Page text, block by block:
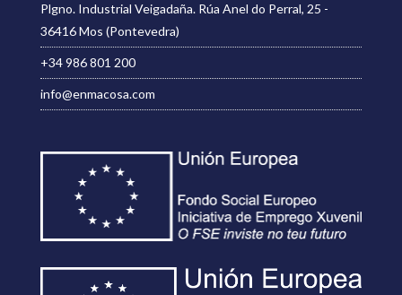
Plgno. Industrial Veigadaña. Rúa Anel do Perral, 25 -
36416 Mos (Pontevedra)
+34 986 801 200
info@enmacosa.com